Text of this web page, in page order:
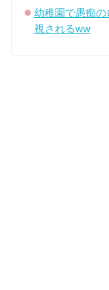
幼稚園で愚痴
視されるww